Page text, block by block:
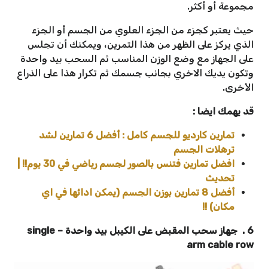
مجموعة أو أكثر.
حيث يعتبر كجزء من الجزء العلوي من الجسم أو الجزء
الذي يركز على الظهر من هذا التمرين، ويمكنك أن تجلس
على الجهاز مع وضع الوزن المناسب ثم السحب بيد واحدة
وتكون يديك الاخري بجانب جسمك ثم تكرار هذا على الذراع
الأخرى.
قد يهمك ايضا :
تمارين كارديو للجسم كامل : أفضل 6 تمارين لشد
ترهلات الجسم
افضل تمارين فتنس بالصور لجسم رياضي في 30 يوم!! |
تحديث
أفضل 8 تمارين بوزن الجسم (يمكن ادائها في اي
مكان) !!
6 . جهاز سحب المقبض على الكيبل بيد واحدة – single
arm cable row